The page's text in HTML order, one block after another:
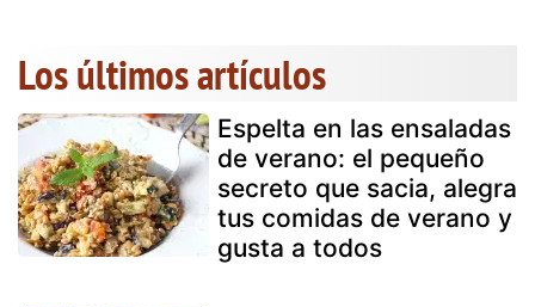
Los últimos artículos
Espelta en las ensaladas
de verano: el pequeño
secreto que sacia, alegra
tus comidas de verano y
gusta a todos